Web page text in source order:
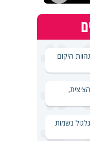
היקום
נשמות